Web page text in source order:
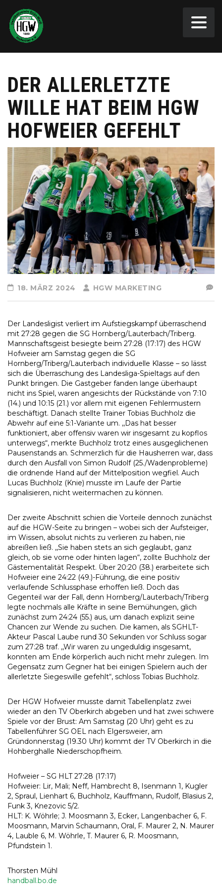
DER ALLERLETZTE
WILLE HAT BEIM HGW
HOFWEIER GEFEHLT
18. MÄRZ 2024 HGW MARKETING
Der Landesligist verliert im Aufstiegskampf überraschend
mit 27:28 gegen die SG Hornberg/Lauterbach/Triberg.
Mannschaftsgeist besiegte beim 27:28 (17:17) des HGW
Hofweier am Samstag gegen die SG
Hornberg/Triberg/Lauterbach individuelle Klasse – so lässt
sich die Überraschung des Landesliga-Spieltags auf den
Punkt bringen. Die Gastgeber fanden lange überhaupt
nicht ins Spiel, waren angesichts der Rückstände von 7:10
(14.) und 10:15 (21.) vor allem mit eigenen Fehlermustern
beschäftigt. Danach stellte Trainer Tobias Buchholz die
Abwehr auf eine 5:1-Variante um. ,,Das hat besser
funktioniert, aber offensiv waren wir insgesamt zu kopflos
unterwegs“, merkte Buchholz trotz eines ausgeglichenen
Pausenstands an. Schmerzlich für die Hausherren war, dass
durch den Ausfall von Simon Rudolf (25./Wadenprobleme)
die ordnende Hand auf der Mittelposition wegfiel. Auch
Lucas Buchholz (Knie) musste im Laufe der Partie
signalisieren, nicht weitermachen zu können.
Der zweite Abschnitt schien die Vorteile dennoch zunächst
auf die HGW-Seite zu bringen – wobei sich der Aufsteiger,
im Wissen, absolut nichts zu verlieren zu haben, nie
abreißen ließ. ,,Sie haben stets an sich geglaubt, ganz
gleich, ob sie vorne oder hinten lagen“, zollte Buchholz der
Gästementalität Respekt. Über 20:20 (38.) erarbeitete sich
Hofweier eine 24:22 (49.)-Führung, die eine positiv
verlaufende Schlussphase erhoffen ließ. Doch das
Gegenteil war der Fall, denn Hornberg/Lauterbach/Triberg
legte nochmals alle Kräfte in seine Bemühungen, glich
zunächst zum 24:24 (55.) aus, um danach explizit seine
Chancen zur Wende zu suchen. Die kamen, als SGHLT-
Akteur Pascal Laube rund 30 Sekunden vor Schluss sogar
zum 27:28 traf. ,,Wir waren zu ungeduldig insgesamt,
konnten am Ende körperlich auch nicht mehr zulegen. Im
Gegensatz zum Gegner hat bei einigen Spielern auch der
allerletzte Siegeswille gefehlt“, schloss Tobias Buchholz.
Der HGW Hofweier musste damit Tabellenplatz zwei
wieder an den TV Oberkirch abgeben und hat zwei schwere
Spiele vor der Brust: Am Samstag (20 Uhr) geht es zu
Tabellenführer SG OEL nach Elgersweier, am
Gründonnerstag (19.30 Uhr) kommt der TV Oberkirch in die
Hohberghalle Niederschopfheim.
Hofweier – SG HLT 27:28 (17:17)
Hofweier: Lir, Mali; Neff, Hambrecht 8, Isenmann 1, Kugler
2, Spraul, Lienhart 6, Buchholz, Kauffmann, Rudolf, Blasius 2,
Funk 3, Knezovic 5/2.
HLT: K. Wöhrle; J. Moosmann 3, Ecker, Langenbacher 6, F.
Moosmann, Marvin Schaumann, Oral, F. Maurer 2, N. Maurer
4, Lauble 6, M. Wöhrle, T. Maurer 6, R. Moosmann,
Pfundstein 1.
Thorsten Mühl
handball.bo.de